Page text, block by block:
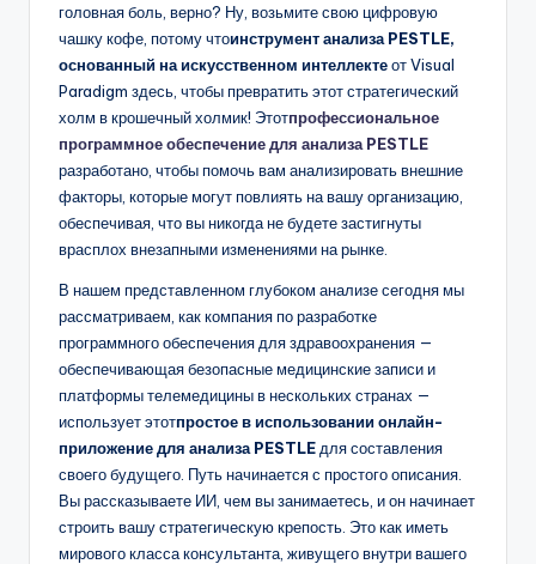
it
si
головная боль, верно? Ну, возьмите свою цифровую
чашку кофе, потому чтоинструмент анализа PESTLE,
основанный на искусственном интеллектеот Visual
Paradigm здесь, чтобы превратить этот стратегический
холм в крошечный холмик! Этотпрофессиональное
программное обеспечение для анализа PESTLE
разработано, чтобы помочь вам анализировать внешние
факторы, которые могут повлиять на вашу организацию,
обеспечивая, что вы никогда не будете застигнуты
врасплох внезапными изменениями на рынке.
В нашем представленном глубоком анализе сегодня мы
рассматриваем, как компания по разработке
программного обеспечения для здравоохранения —
обеспечивающая безопасные медицинские записи и
платформы телемедицины в нескольких странах —
использует этотпростое в использовании онлайн-
приложение для анализа PESTLE для составления
своего будущего. Путь начинается с простого описания.
Вы рассказываете ИИ, чем вы занимаетесь, и он начинает
строить вашу стратегическую крепость. Это как иметь
мирового класса консультанта, живущего внутри вашего